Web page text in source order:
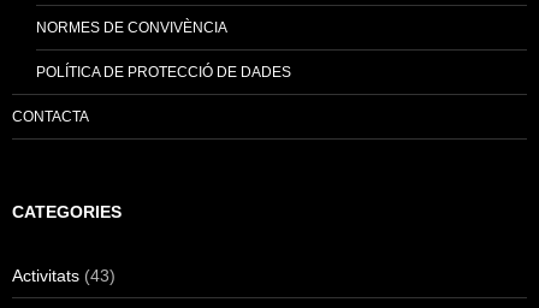
NORMES DE CONVIVÈNCIA
POLÍTICA DE PROTECCIÓ DE DADES
CONTACTA
CATEGORIES
Activitats (43)